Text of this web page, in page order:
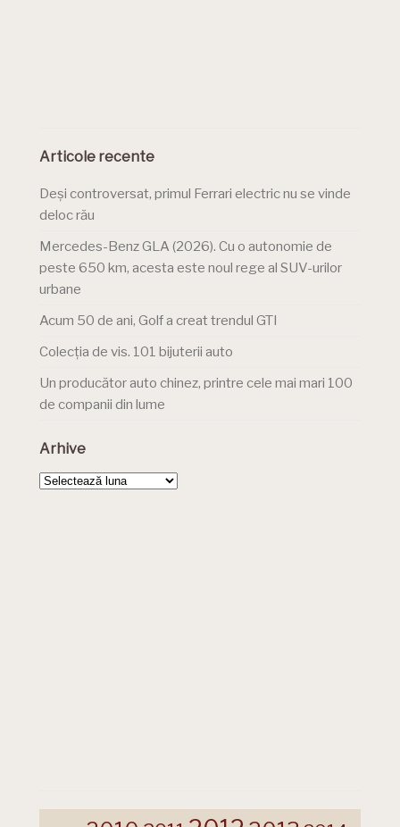
Articole recente
Deși controversat, primul Ferrari electric nu se vinde
deloc rău
Mercedes-Benz GLA (2026). Cu o autonomie de
peste 650 km, acesta este noul rege al SUV-urilor
urbane
Acum 50 de ani, Golf a creat trendul GTI
Colecția de vis. 101 bijuterii auto
Un producător auto chinez, printre cele mai mari 100
de companii din lume
Arhive
Arhive